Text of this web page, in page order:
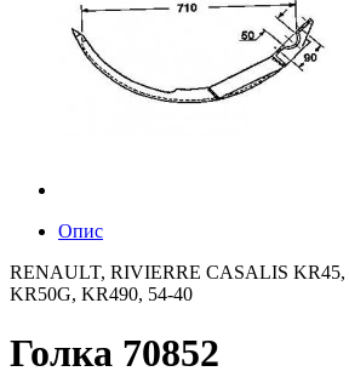
Опис
RENAULT, RIVIERRE CASALIS KR45,
KR50G, KR490, 54-40
Голка 70852